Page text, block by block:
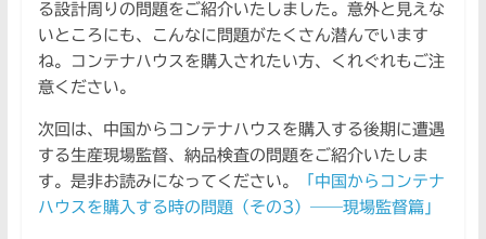
る設計周りの問題をご紹介いたしました。意外と見えな
いところにも、こんなに問題がたくさん潜んでいます
ね。コンテナハウスを購入されたい方、くれぐれもご注
意ください。
次回は、中国からコンテナハウスを購入する後期に遭遇
する生産現場監督、納品検査の問題をご紹介いたしま
す。是非お読みになってください。
「中国からコンテナ
ハウスを購入する時の問題（その3）――現場監督篇」